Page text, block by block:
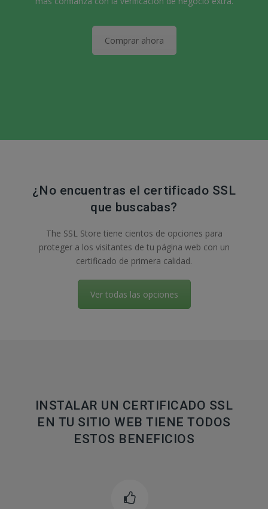
Comprar ahora
¿No encuentras el certificado SSL
que buscabas?
The SSL Store tiene cientos de opciones para
proteger a los visitantes de tu página web con un
certificado de primera calidad.
Ver todas las opciones
INSTALAR UN CERTIFICADO SSL
EN TU SITIO WEB TIENE TODOS
ESTOS BENEFICIOS